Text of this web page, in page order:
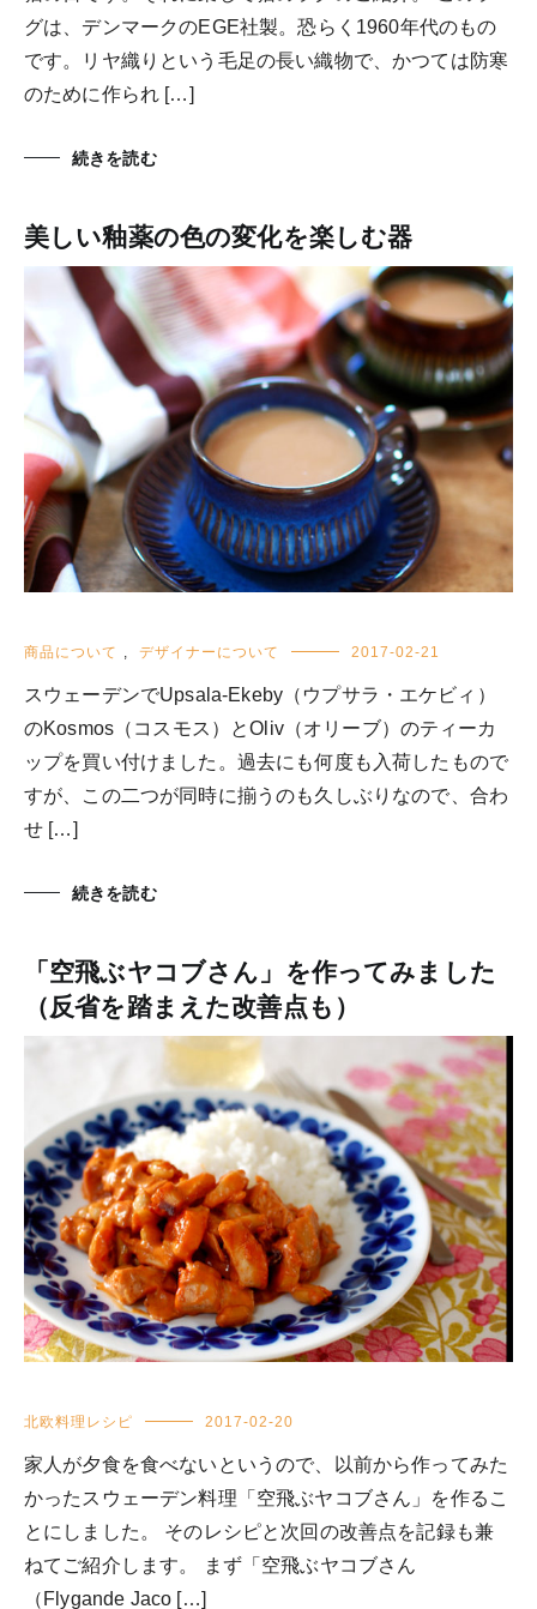
グは、デンマークのEGE社製。恐らく1960年代のもの
です。リヤ織りという毛足の長い織物で、かつては防寒
のために作られ […]
続きを読む
美しい釉薬の色の変化を楽しむ器
商品について , デザイナーについて 2017-02-21
スウェーデンでUpsala-Ekeby（ウプサラ・エケビィ）
のKosmos（コスモス）とOliv（オリーブ）のティーカ
ップを買い付けました。過去にも何度も入荷したもので
すが、この二つが同時に揃うのも久しぶりなので、合わ
せ […]
続きを読む
「空飛ぶヤコブさん」を作ってみました
（反省を踏まえた改善点も）
北欧料理レシピ 2017-02-20
家人が夕食を食べないというので、以前から作ってみた
かったスウェーデン料理「空飛ぶヤコブさん」を作るこ
とにしました。 そのレシピと次回の改善点を記録も兼
ねてご紹介します。 まず「空飛ぶヤコブさん
（Flygande Jaco […]